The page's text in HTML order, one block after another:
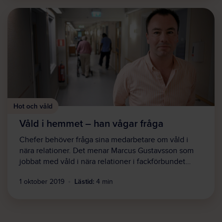
Hot och våld
Våld i hemmet – han vågar fråga
Chefer behöver fråga sina medarbetare om våld i
nära relationer. Det menar Marcus Gustavsson som
jobbat med våld i nära relationer i fackförbundet…
1 oktober 2019 Lästid: 4 min